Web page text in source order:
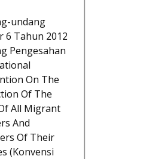
undang
6 Tahun 2012
Pengesahan
On The
Of The
All Migrant
And
Of Their
(Konvensi